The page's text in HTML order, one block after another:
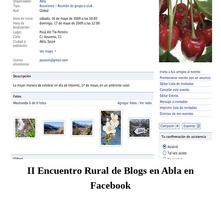
II Encuentro Rural de Blogs en Abla en
Facebook